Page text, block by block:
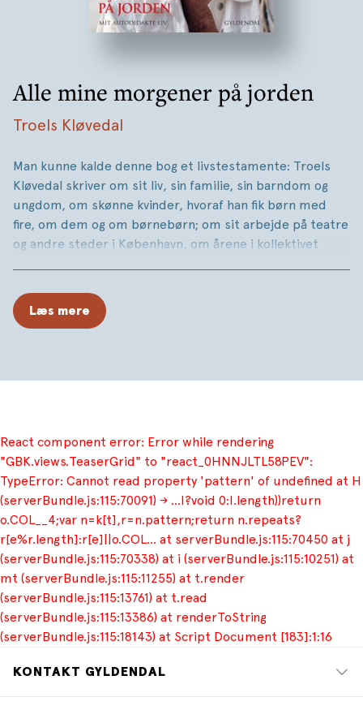
Alle mine morgener på jorden
Troels Kløvedal
Man kunne kalde denne bog et livstestamente: Troels
Kløvedal skriver om sit liv, sin familie, sin barndom og
ungdom, om skønne kvinder, hvoraf han fik børn med
fire, om dem og om børnebørn; om sit arbejde på teatre
og andre steder i København, om årene i kollektivet
skriver selvfølgelig om Nordkaperen, om, hvordan han ad
mange omveje fandt skibet og købte det, han skriver om
spillet en rolle i hver og en.
vidnesbyrd om et levet liv, den lyser af taknemlighed
over den rige og mangfoldige tilværelse, der blev ham til
del: Der er ikke en gnist af bitterhed eller vrede over
sygdom og svækkelse, kun glæde over livet, over
kvinderne, over rejselivet, litteraturen, over verdens
mangfoldighed, over alle hans smukke morgener på
jorden.
Læs mere
React component error: Error while rendering
"GBK.views.TeaserGrid" to "react_0HNNJLTL58PEV":
TypeError: Cannot read property 'pattern' of undefined at H
(serverBundle.js:115:70091) -> …I?void 0:I.length))return
o.COL__4;var n=k[t],r=n.pattern;return n.repeats?
r[e%r.length]:r[e]||o.COL… at serverBundle.js:115:70450 at j
(serverBundle.js:115:70338) at i (serverBundle.js:115:10251) at
mt (serverBundle.js:115:11255) at t.render
(serverBundle.js:115:13761) at t.read
(serverBundle.js:115:13386) at renderToString
(serverBundle.js:115:18143) at Script Document [183]:1:16
KONTAKT GYLDENDAL